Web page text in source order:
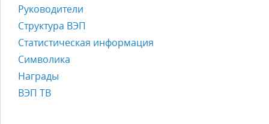
Руководители
Структура ВЭП
Статистическая информация
Символика
Награды
ВЭП ТВ